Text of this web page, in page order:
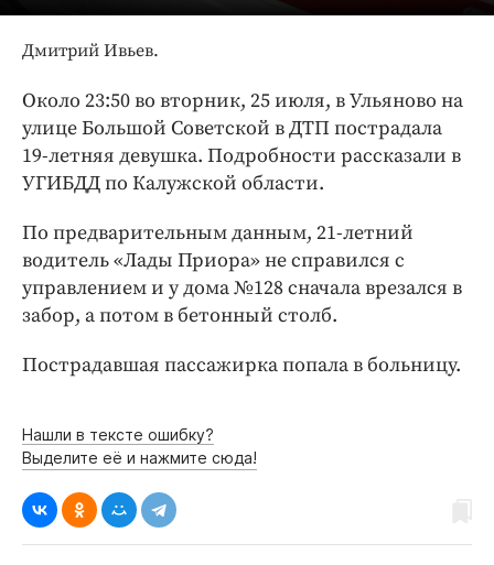
Медиаперсона
Интересное чтиво
Бренд года
Работодатель года
Дмитрий Ивьев.
Около 23:50 во вторник, 25 июля, в Ульяново на
улице Большой Советской в ДТП пострадала
19-летняя девушка. Подробности рассказали в
УГИБДД по Калужской области.
По предварительным данным, 21-летний
водитель «Лады Приора» не справился с
управлением и у дома №128 сначала врезался в
забор, а потом в бетонный столб.
Пострадавшая пассажирка попала в больницу.
Нашли в тексте ошибку?
Выделите её и нажмите сюда!